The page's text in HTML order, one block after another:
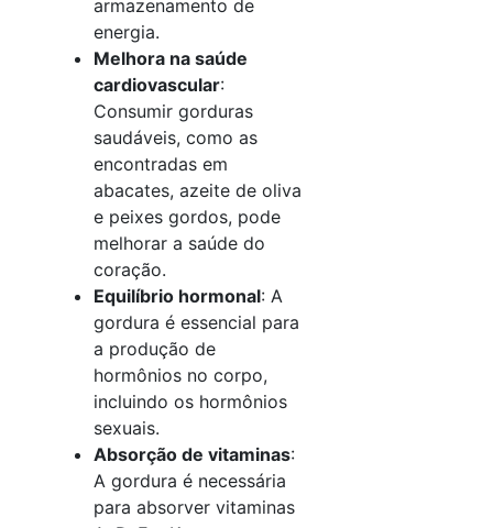
armazenamento de
energia.
Melhora na saúde
cardiovascular:
Consumir gorduras
saudáveis, como as
encontradas em
abacates, azeite de oliva
e peixes gordos, pode
melhorar a saúde do
coração.
Equilíbrio hormonal: A
gordura é essencial para
a produção de
hormônios no corpo,
incluindo os hormônios
sexuais.
Absorção de vitaminas:
A gordura é necessária
para absorver vitaminas